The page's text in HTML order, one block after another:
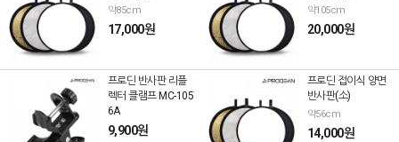
약85cm
17,000원
약105cm
20,000원
프로딘 반사판 리플
렉터 클램프 MC-105
6A
9,900원
프로딘 접이식 양면
반사판(소)
약56cm
14,000원